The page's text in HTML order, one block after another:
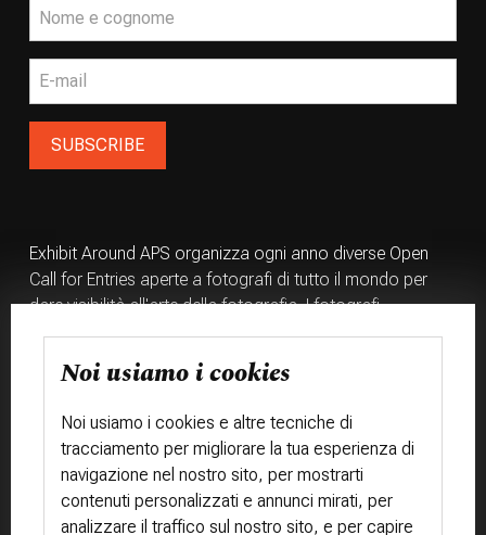
Noi usiamo i cookies
Noi usiamo i cookies e altre tecniche di
tracciamento per migliorare la tua esperienza di
navigazione nel nostro sito, per mostrarti
contenuti personalizzati e annunci mirati, per
analizzare il traffico sul nostro sito, e per capire
Exhibit Around APS organizza ogni anno diverse Open
Call for Entries aperte a fotografi di tutto il mondo per
dare visibilità all'arte della fotografia. I fotografi
partecipanti hanno la possibilità di venire esposti in
importanti mostre fotografiche e di far parte di libri e
volumi fotografici originali.
Chi siamo Associazione Allestisci mostra
Trasparenza